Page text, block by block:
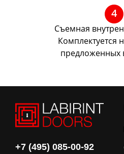
Съемная
Комплектуется
предложенных
4
+7 (495) 085-00-92